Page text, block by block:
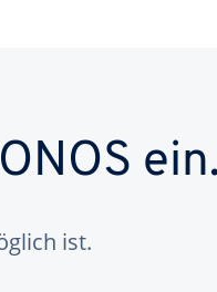
ein.
ist.